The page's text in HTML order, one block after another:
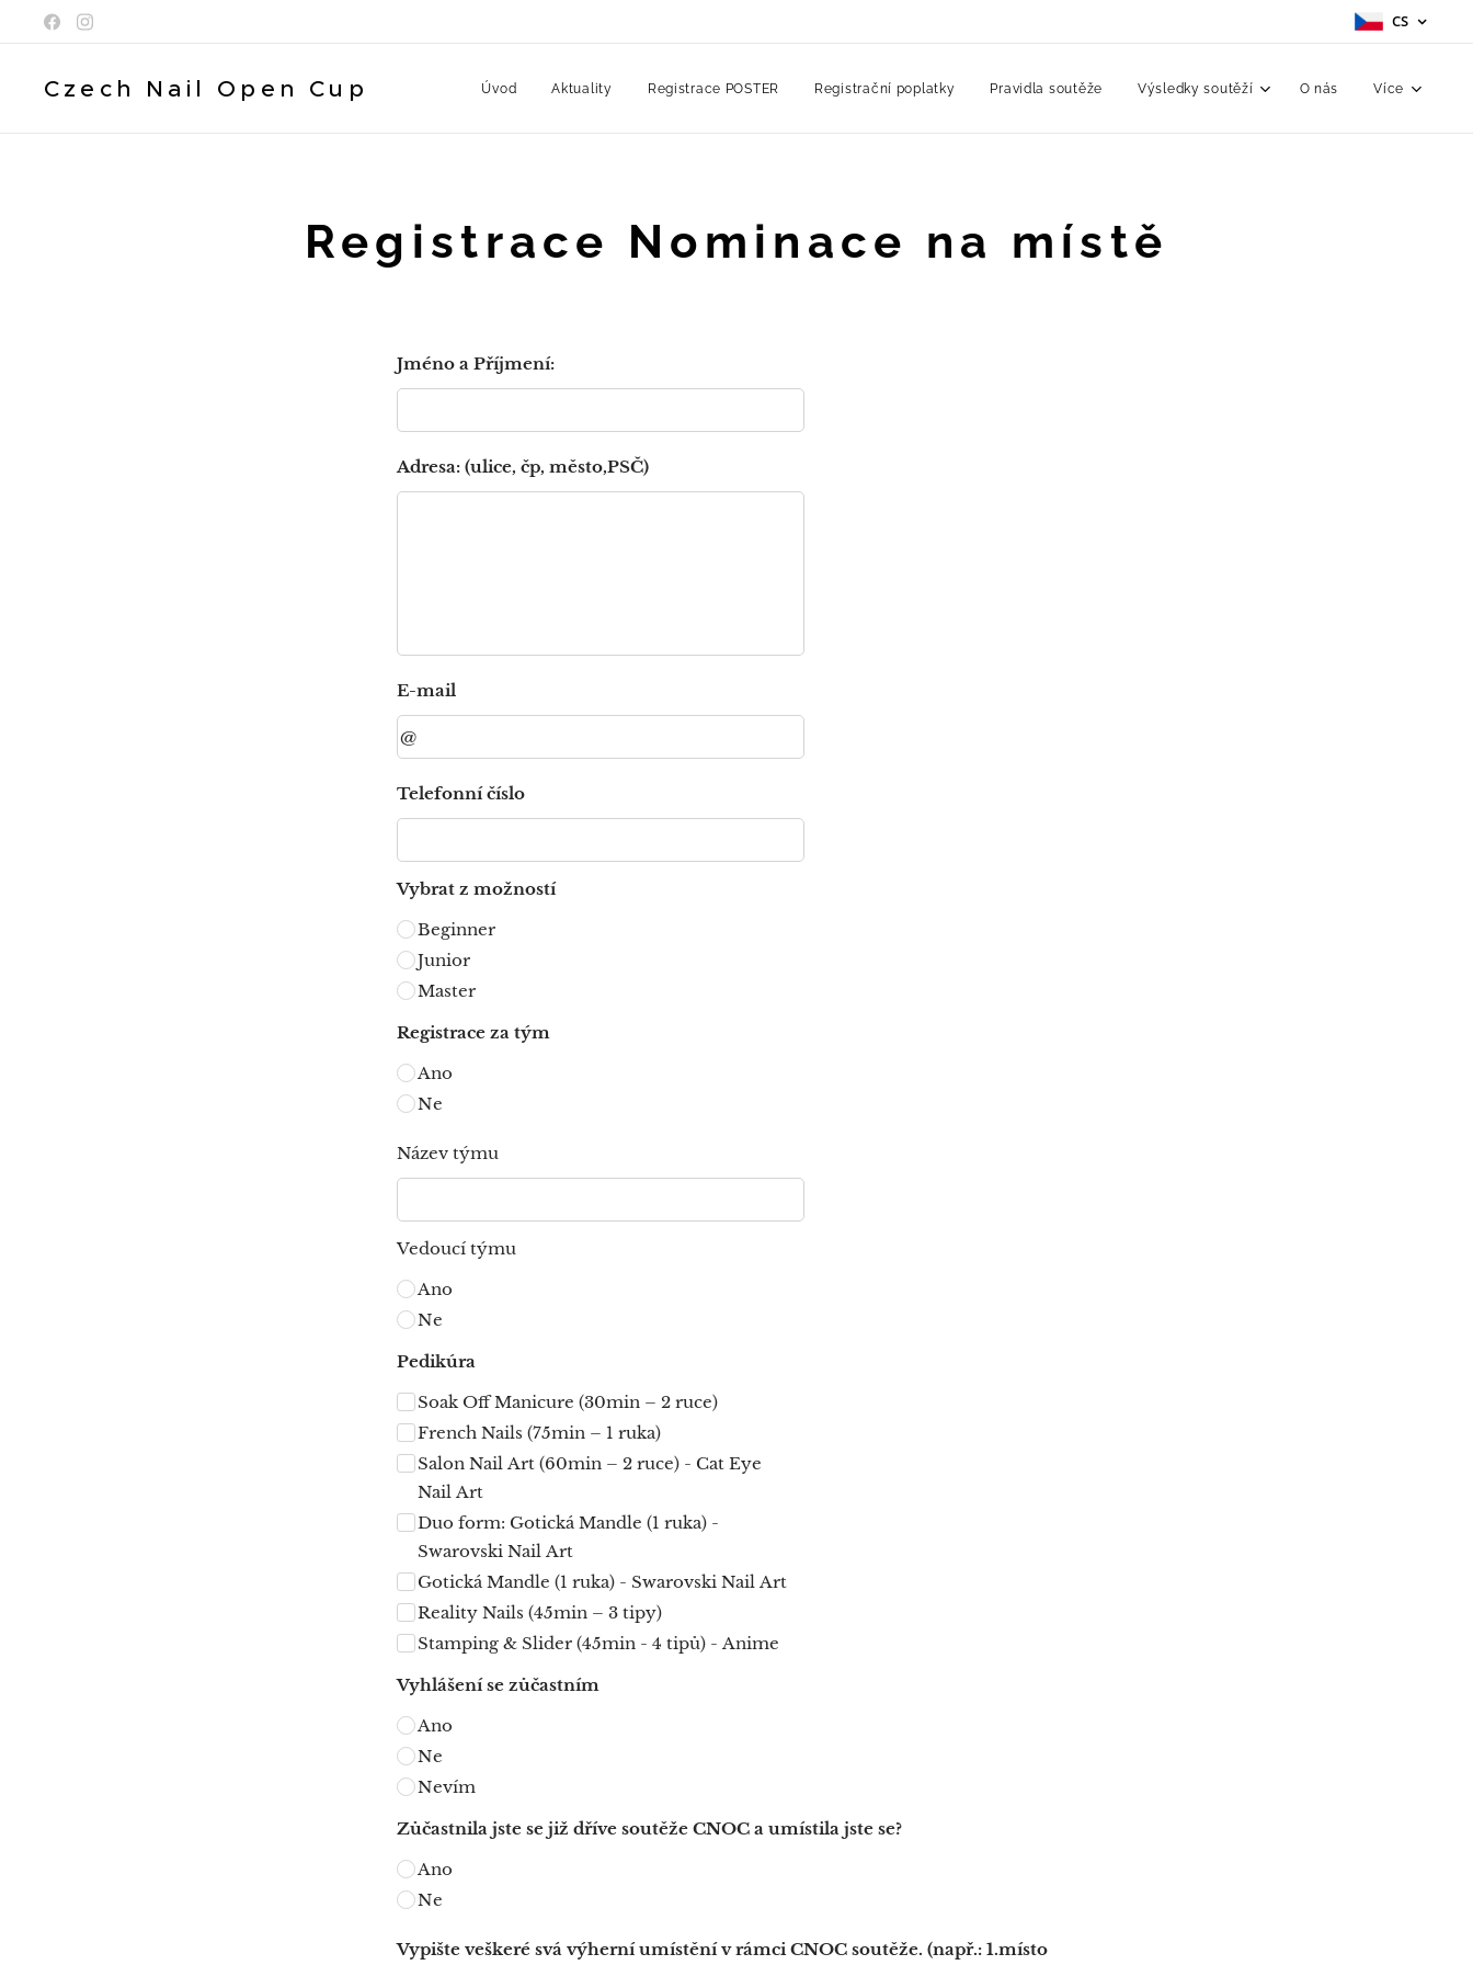
CS
Czech Nail Open Cup Úvod Aktuality Registrace POSTER Registrační poplatky Pravidla soutěže Výsledky soutěží O nás Více
Registrace Nominace na místě
Jméno a Příjmení:
Adresa: (ulice, čp, město,PSČ)
E-mail
Telefonní číslo
Vybrat z možností
Beginner
Junior
Master
Registrace za tým
Ano
Ne
Název týmu
Vedoucí týmu
Ano
Ne
Pedikúra
Soak Off Manicure (30min – 2 ruce)
French Nails (75min – 1 ruka)
Salon Nail Art (60min – 2 ruce) - Cat Eye
Nail Art
Duo form: Gotická Mandle (1 ruka) -
Swarovski Nail Art
Gotická Mandle (1 ruka) - Swarovski Nail Art
Reality Nails (45min – 3 tipy)
Stamping & Slider (45min - 4 tipů) - Anime
Vyhlášení se zůčastním
Ano
Ne
Nevím
Zůčastnila jste se již dříve soutěže CNOC a umístila jste se?
Ano
Ne
Vypište veškeré svá výherní umístění v rámci CNOC soutěže. (např.: 1.místo